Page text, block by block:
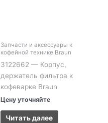
Запчасти и аксессуары к
кофейной технике Braun
3122662 — Корпус,
держатель фильтра к
кофеварке Braun
Цену уточняйте
Читать далее